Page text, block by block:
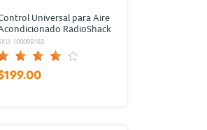
Universal para Aire
RadioShack
botones Blanco
100099183